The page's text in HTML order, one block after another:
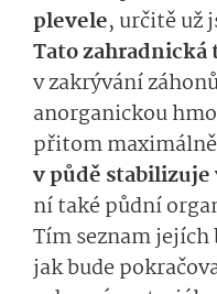
plevele, určitě už
Tatozahradnická
v zakrývání
anorganickou
přitom
v půdě
nítaképůdní
Tím seznamjejích
jak bude